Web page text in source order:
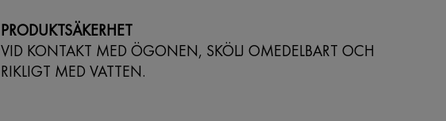
PRODUKTSÄKERHET
VID KONTAKT MED ÖGONEN, SKÖLJ OMEDELBART OCH
RIKLIGT MED VATTEN.